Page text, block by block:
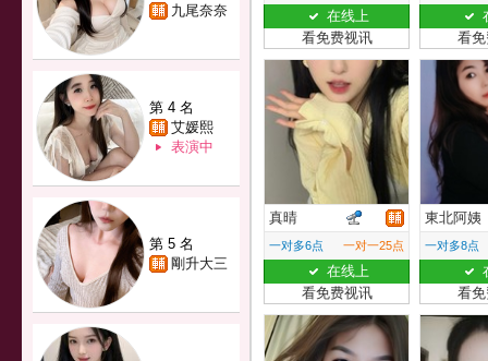
九尾奈奈
第 4 名
艾媛熙
表演中
第 5 名
剛升大三
在线上
看免费视讯
看
真晴
一对多6点 一对一25点
在线上
看免费视讯
東北阿姨
一对多8点
看